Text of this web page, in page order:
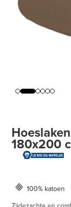
180x200
100% katoen